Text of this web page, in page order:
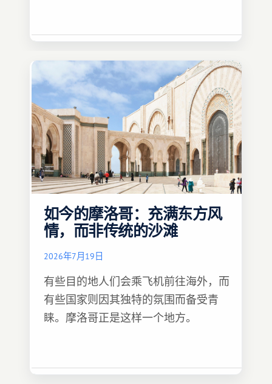
如今的摩洛哥：充满东方风
情，而非传统的沙滩
2026年7月19日
有些目的地人们会乘飞机前往海外，而
有些国家则因其独特的氛围而备受青
睐。摩洛哥正是这样一个地方。